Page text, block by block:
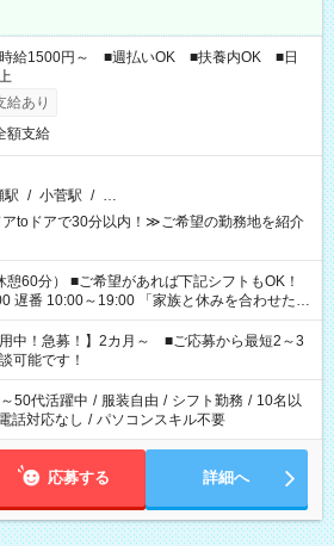
時給1500円～ ■週払いOK ■扶養内OK ■日
給あり
額支給
駅 / 小菅駅 / …
toドアで30分以内！≫ご希望の勤務地を紹介
ば下記シフトもOK！
～19:00 「家族と休みを合わせた
て夕飯の準備がしたい」 「できれば残業はし
希望を教えてくださいね。 ※Wワーク希望
仕事で希望する勤務時間と、もう1つのお仕事
で週40時間を超える場合は応募できません。
用中！急募！】2カ月～ ■ご応募から最短2～3
可能です！
50代活躍中 / 服装自由 / シフト勤務 / 10名以
電話対応なし / パソコンスキル不要
応募する 詳細へ